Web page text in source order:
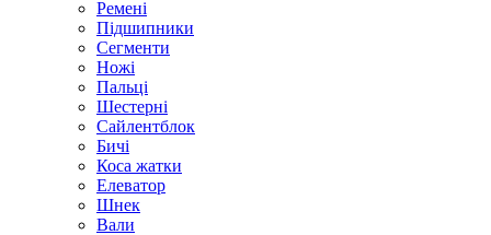
Ремені
Підшипники
Сегменти
Ножі
Пальці
Шестерні
Сайлентблок
Бичі
Коса жатки
Елеватор
Шнек
Вали